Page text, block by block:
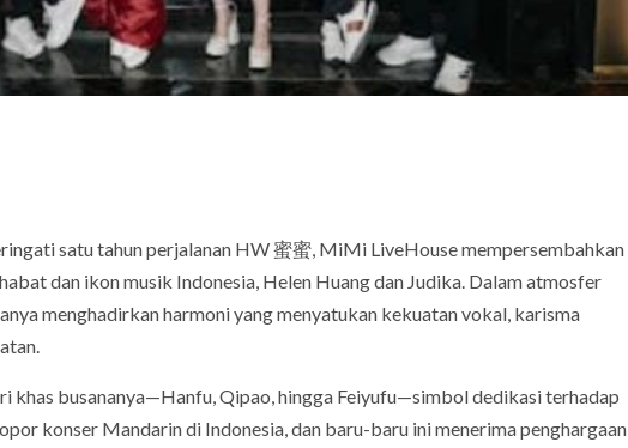
satu tahun perjalanan HW 蜜蜜, MiMi LiveHouse mempersembahkan
dan ikon musik Indonesia, Helen Huang dan Judika. Dalam atmosfer
menghadirkan harmoni yang menyatukan kekuatan vokal, karisma
khas busananya—Hanfu, Qipao, hingga Feiyufu—simbol dedikasi terhadap
konser Mandarin di Indonesia, dan baru-baru ini menerima penghargaan